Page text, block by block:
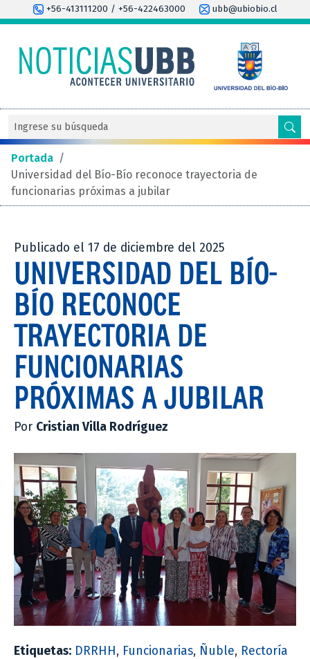
+56-413111200 / +56-422463000 ubb@ubiobio.cl
Portada /
Universidad del Bío-Bío reconoce trayectoria de
funcionarias próximas a jubilar
Publicado el 17 de diciembre del 2025
UNIVERSIDAD DEL BÍO-
BÍO RECONOCE
TRAYECTORIA DE
FUNCIONARIAS
PRÓXIMAS A JUBILAR
Por Cristian Villa Rodríguez
Etiquetas: DRRHH, Funcionarias, Ñuble, Rectoría